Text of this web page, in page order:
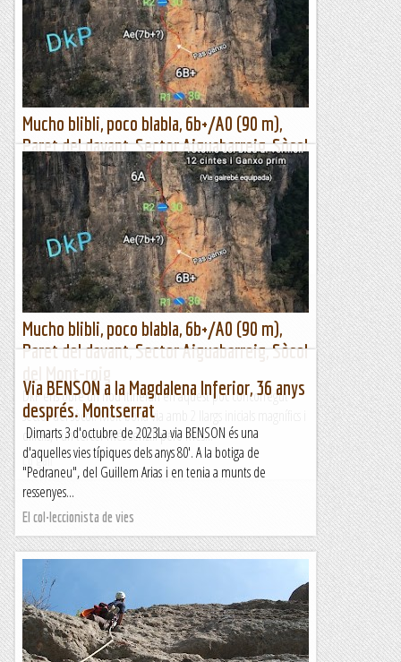
del poble de Corçà, en unes parets que hi ha prop de la
Torre dels moros. Han pentinat la paret de vies ben...
Escalada per a tontos
Mucho blibli, poco blabla, 6b+/A0 (90 m),
Paret del davant, Sector Aiguabarreig, Sòcol
del Mont-roig
DkP ens obre un nou itinerari en aquest poc concorregut
sector del sòcol. Molt bona via amb 2 llargs inicials magnífics i
difícils, i un tercer més senzill però més...
Lo gall
Mucho blibli, poco blabla, 6b+/A0 (90 m),
Paret del davant, Sector Aiguabarreig, Sòcol
DkP ens obre un nou itinerari en aquest poc concorregut
sector del sòcol. Molt bona via amb 2 llargs inicials magnífics i
difícils, i un tercer més senzill però més...
Lo gall
Via BENSON a la Magdalena Inferior, 36 anys
després. Montserrat
Dimarts 3 d'octubre de 2023La via BENSON és una
d'aquelles vies típiques dels anys 80'. A la botiga de
"Pedraneu", del Guillem Arias i en tenia a munts de
ressenyes...
El col·leccionista de vies